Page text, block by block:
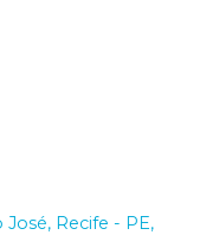
Recife - PE,